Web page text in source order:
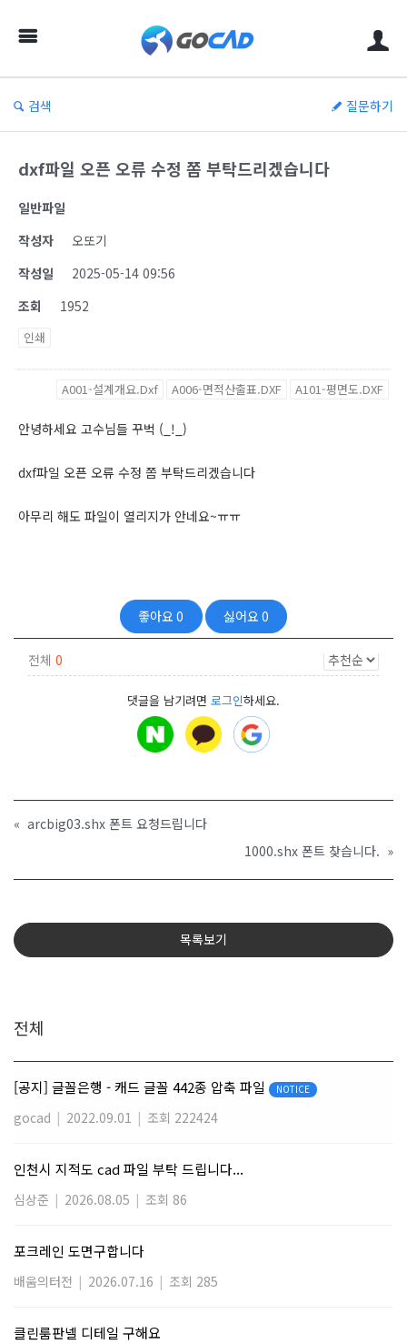
검색 질문하기
dxf파일 오픈 오류 수정 쫌 부탁드리겠습니다
일반파일
작성자
오또기
작성일
2025-05-14 09:56
조회
1952
인쇄
A001-설계개요.Dxf A006-면적산출표.DXF A101-평면도.DXF
안녕하세요 고수님들 꾸벅 (_!_)
dxf파일 오픈 오류 수정 쫌 부탁드리겠습니다
아무리 해도 파일이 열리지가 안네요~ㅠㅠ
좋아요0 싫어요 0
전체 0
댓글을 남기려면 로그인하세요.
« arcbig03.shx 폰트 요청드립니다
1000.shx 폰트 찾습니다. »
목록보기
전체
[공지] 글꼴은행 - 캐드 글꼴 442종 압축 파일 NOTICE
gocad | 2022.09.01 | 조회 222424
인천시 지적도 cad 파일 부탁 드립니다...
심상준 | 2026.08.05 | 조회 86
포크레인 도면구합니다
배움의터전 | 2026.07.16 | 조회 285
클린룸판넬 디테일 구해요